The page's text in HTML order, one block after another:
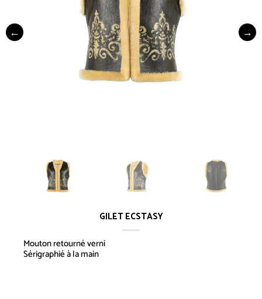
GILET ECSTASY
Mouton retourné verni
Sérigraphié à la main